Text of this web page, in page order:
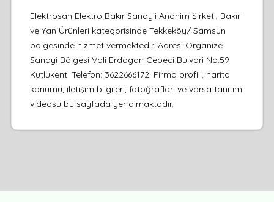
Elektrosan Elektro Bakır Sanayii Anonim Şirketi, Bakır
ve Yan Ürünleri kategorisinde Tekkeköy/ Samsun
bölgesinde hizmet vermektedir. Adres: Organize
Sanayi Bölgesi Vali Erdogan Cebeci Bulvari No:59
Kutlukent. Telefon: 3622666172. Firma profili, harita
konumu, iletişim bilgileri, fotoğrafları ve varsa tanıtım
videosu bu sayfada yer almaktadır.